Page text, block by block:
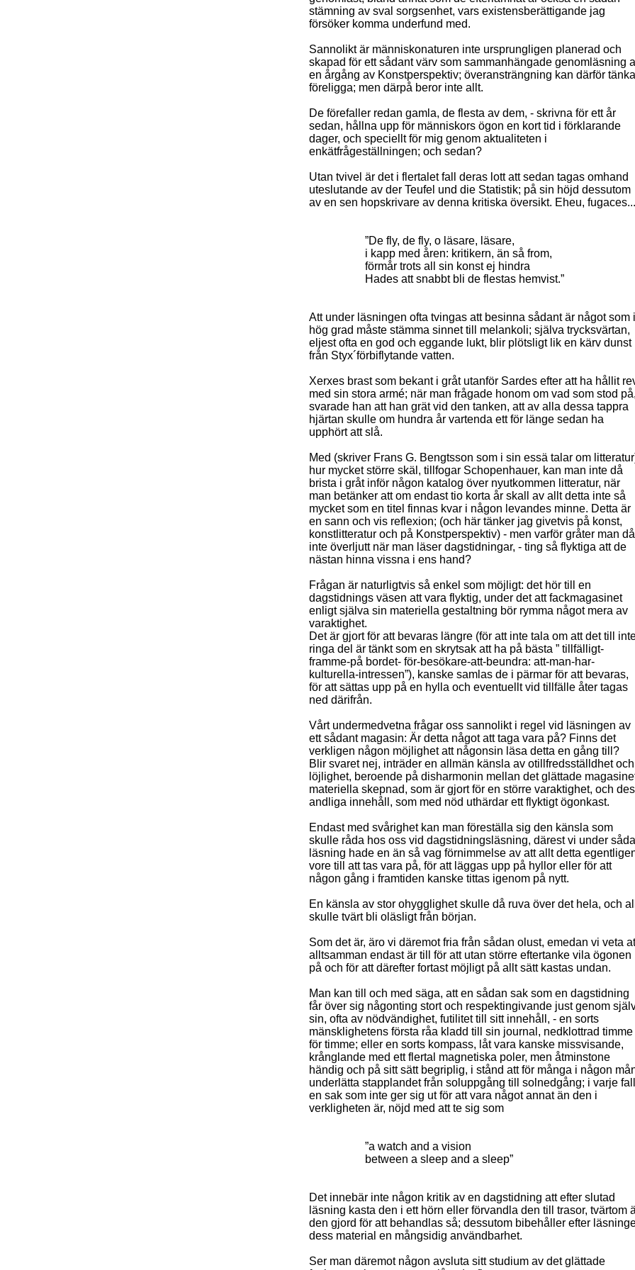
stämning av sval sorgsenhet, vars existensberättigande jag
försöker komma underfund med.
Sannolikt är människonaturen inte ursprungligen planerad och
skapad för ett sådant värv som sammanhängade genomläsning
en årgång av Konstperspektiv; överansträngning kan därför
föreligga; men därpå beror inte allt.
De förefaller redan gamla, de flesta av dem, - skrivna för ett år
sedan, hållna upp för människors ögon en kort tid i förklarande
dager, och speciellt för mig genom aktualiteten i
enkätfrågeställningen; och sedan?
Utan tvivel är det i flertalet fall deras lott att sedan tagas omhand
uteslutande av der Teufel und die Statistik; på sin höjd dessutom
av en sen hopskrivare av denna kritiska översikt. Eheu, fugaces...
”De fly, de fly, o läsare, läsare,
i kapp med åren: kritikern, än så from,
förmår trots all sin konst ej hindra
Hades att snabbt bli de flestas hemvist.”
Att under läsningen ofta tvingas att besinna sådant är något som i
hög grad måste stämma sinnet till melankoli; själva trycksvärtan,
eljest ofta en god och eggande lukt, blir plötsligt lik en kärv dunst
från Styx´förbiflytande vatten.
Xerxes brast som bekant i gråt utanför Sardes efter att ha hållit
med sin stora armé; när man frågade honom om vad som stod på,
svarade han att han grät vid den tanken, att av alla dessa tappra
hjärtan skulle om hundra år vartenda ett för länge sedan ha
upphört att slå.
Med (skriver Frans G. Bengtsson som i sin essä talar om
hur mycket större skäl, tillfogar Schopenhauer, kan man inte då
brista i gråt inför någon katalog över nyutkommen litteratur, när
man betänker att om endast tio korta år skall av allt detta inte så
mycket som en titel finnas kvar i någon levandes minne. Detta är
en sann och vis reflexion; (och här tänker jag givetvis på konst,
konstlitteratur och på Konstperspektiv) - men varför gråter man då
inte överljutt när man läser dagstidningar, - ting så flyktiga att de
nästan hinna vissna i ens hand?
Frågan är naturligtvis så enkel som möjligt: det hör till en
dagstidnings väsen att vara flyktig, under det att fackmagasinet
enligt själva sin materiella gestaltning bör rymma något mera av
varaktighet.
Det är gjort för att bevaras längre (för att inte tala om att det till
ringa del är tänkt som en skrytsak att ha på bästa ” tillfälligt-
framme-på bordet- för-besökare-att-beundra: att-man-har-
kulturella-intressen”), kanske samlas de i pärmar för att bevaras,
för att sättas upp på en hylla och eventuellt vid tillfälle åter tagas
ned därifrån.
Vårt undermedvetna frågar oss sannolikt i regel vid läsningen av
ett sådant magasin: Är detta något att taga vara på? Finns det
verkligen någon möjlighet att någonsin läsa detta en gång till?
Blir svaret nej, inträder en allmän känsla av otillfredsställdhet och
löjlighet, beroende på disharmonin mellan det glättade
materiella skepnad, som är gjort för en större varaktighet, och
andliga innehåll, som med nöd uthärdar ett flyktigt ögonkast.
Endast med svårighet kan man föreställa sig den känsla som
skulle råda hos oss vid dagstidningsläsning, därest vi under
läsning hade en än så vag förnimmelse av att allt detta
vore till att tas vara på, för att läggas upp på hyllor eller för att
någon gång i framtiden kanske tittas igenom på nytt.
En känsla av stor ohygglighet skulle då ruva över det hela, och
skulle tvärt bli oläsligt från början.
Som det är, äro vi däremot fria från sådan olust, emedan vi veta
alltsamman endast är till för att utan större eftertanke vila ögonen
på och för att därefter fortast möjligt på allt sätt kastas undan.
Man kan till och med säga, att en sådan sak som en dagstidning
får över sig någonting stort och respektingivande just genom
sin, ofta av nödvändighet, futilitet till sitt innehåll, - en sorts
mänsklighetens första råa kladd till sin journal, nedklottrad timme
för timme; eller en sorts kompass, låt vara kanske missvisande,
krånglande med ett flertal magnetiska poler, men åtminstone
händig och på sitt sätt begriplig, i stånd att för många i någon
underlätta stapplandet från soluppgång till solnedgång; i varje fall
en sak som inte ger sig ut för att vara något annat än den i
verkligheten är, nöjd med att te sig som
”a watch and a vision
between a sleep and a sleep”
Det innebär inte någon kritik av en dagstidning att efter slutad
läsning kasta den i ett hörn eller förvandla den till trasor, tvärtom
den gjord för att behandlas så; dessutom bibehåller efter
dess material en mångsidig användbarhet.
Ser man däremot någon avsluta sitt studium av det glättade